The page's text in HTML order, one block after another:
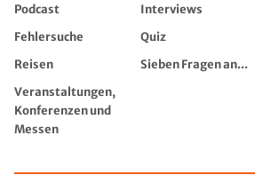
Podcast
Interviews
Fehlersuche
Quiz
Reisen
Sieben Fragen an...
Veranstaltungen,
Konferenzen und
Messen